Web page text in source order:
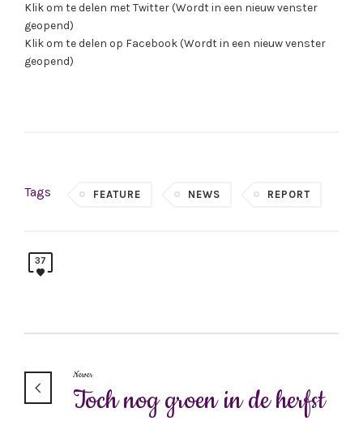
Klik om te delen met Twitter (Wordt in een nieuw venster
geopend)
Klik om te delen op Facebook (Wordt in een nieuw venster
geopend)
Tags FEATURE NEWS REPORT
37
Newer
Toch nog groen in de herfst